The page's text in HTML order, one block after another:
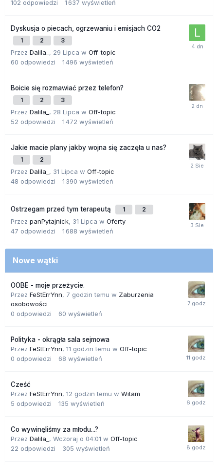
102 odpowiedzi 1 637 wyświetleń
Dyskusja o piecach, ogrzewaniu i emisjach CO2
1 2 3
Przez Dalila_ , 29 Lipca w Off-topic
60 odpowiedzi 1 496 wyświetleń
Boicie się rozmawiać przez telefon?
1 2 3
Przez Dalila_ , 28 Lipca w Off-topic
52 odpowiedzi 1 472 wyświetleń
Jakie macie plany jakby wojna się zaczęła u nas?
1 2
Przez Dalila_ , 31 Lipca w Off-topic
48 odpowiedzi 1 390 wyświetleń
Ostrzegam przed tym terapeutą 1 2
Przez panPytajnick, 31 Lipca w Oferty
47 odpowiedzi 1 688 wyświetleń
Nowe wątki
OOBE - moje przeżycie.
Przez FeStErrYnn, 7 godzin temu w Zaburzenia
osobowości
0 odpowiedzi 60 wyświetleń
Polityka - okrągła sala sejmowa
Przez FeStErrYnn, 11 godzin temu w Off-topic
0 odpowiedzi 68 wyświetleń
Cześć
Przez FeStErrYnn, 12 godzin temu w Witam
5 odpowiedzi 135 wyświetleń
Co wywinęliśmy za młodu...?
Przez Dalila_ , Wczoraj o 04:01 w Off-topic
22 odpowiedzi 305 wyświetleń